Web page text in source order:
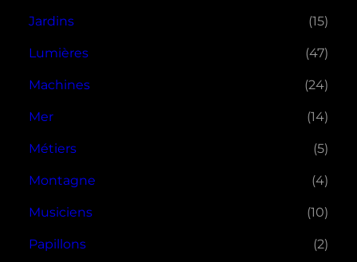
Jardins (15)
Lumières (47)
Machines (24)
Mer (14)
Métiers (5)
Montagne (4)
Musiciens (10)
Papillons (2)